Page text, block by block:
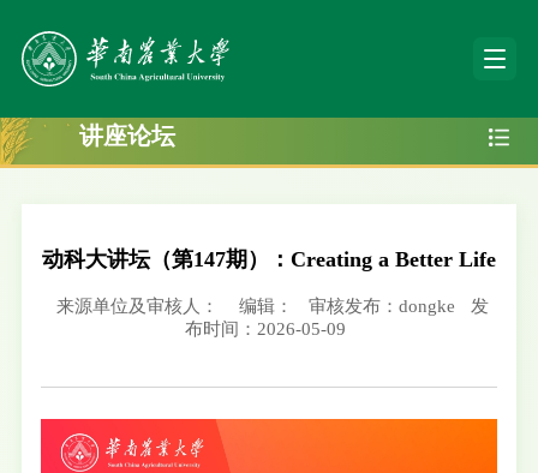
讲座论坛
动科大讲坛（第147期）：Creating a Better Life
来源单位及审核人： 编辑： 审核发布：dongke
发
布时间：2026-05-09